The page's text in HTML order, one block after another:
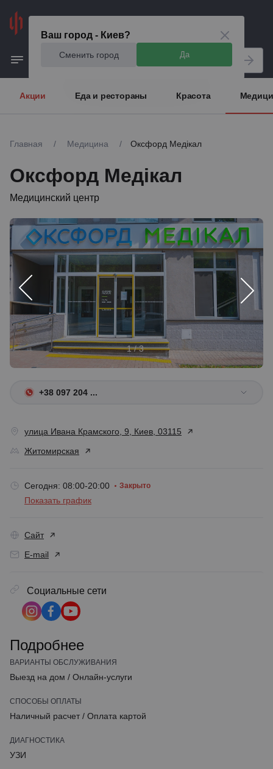
Ваш город - Киев?
Сменить город Да
Акции Еда и рестораны Красота
Главная / Медицина / Оксфорд Медікал
Оксфорд Медікал
Медицинский центр
1 / 3
+38 097 204 ...
улица Ивана Крамского, 9, Киев, 03115
Житомирская
Сегодня: 08:00-20:00 Закрыто
Показать график
Сайт
E-mail
Социальные сети
Подробнее
ВАРИАНТЫ ОБСЛУЖИВАНИЯ
Выезд на дом / Онлайн-услуги
СПОСОБЫ ОПЛАТЫ
Наличный расчет / Оплата картой
ДИАГНОСТИКА
УЗИ